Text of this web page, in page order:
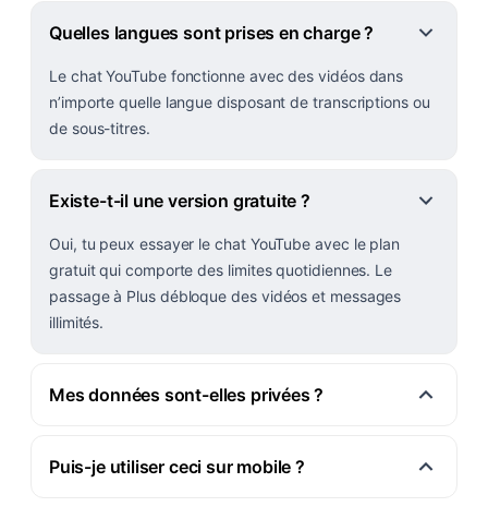
Quelles langues sont prises en charge ?
Le chat YouTube fonctionne avec des vidéos dans
n’importe quelle langue disposant de transcriptions ou
de sous-titres.
Existe-t-il une version gratuite ?
Oui, tu peux essayer le chat YouTube avec le plan
gratuit qui comporte des limites quotidiennes. Le
passage à Plus débloque des vidéos et messages
illimités.
Mes données sont-elles privées ?
Puis-je utiliser ceci sur mobile ?